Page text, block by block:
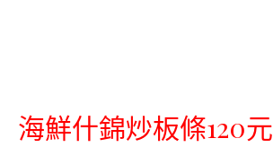
海鮮什錦炒板條120元